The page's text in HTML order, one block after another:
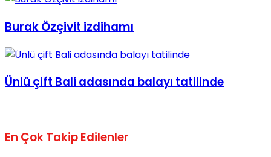
Burak Özçivit izdihamı
Ünlü çift Bali adasında balayı tatilinde
En Çok Takip Edilenler